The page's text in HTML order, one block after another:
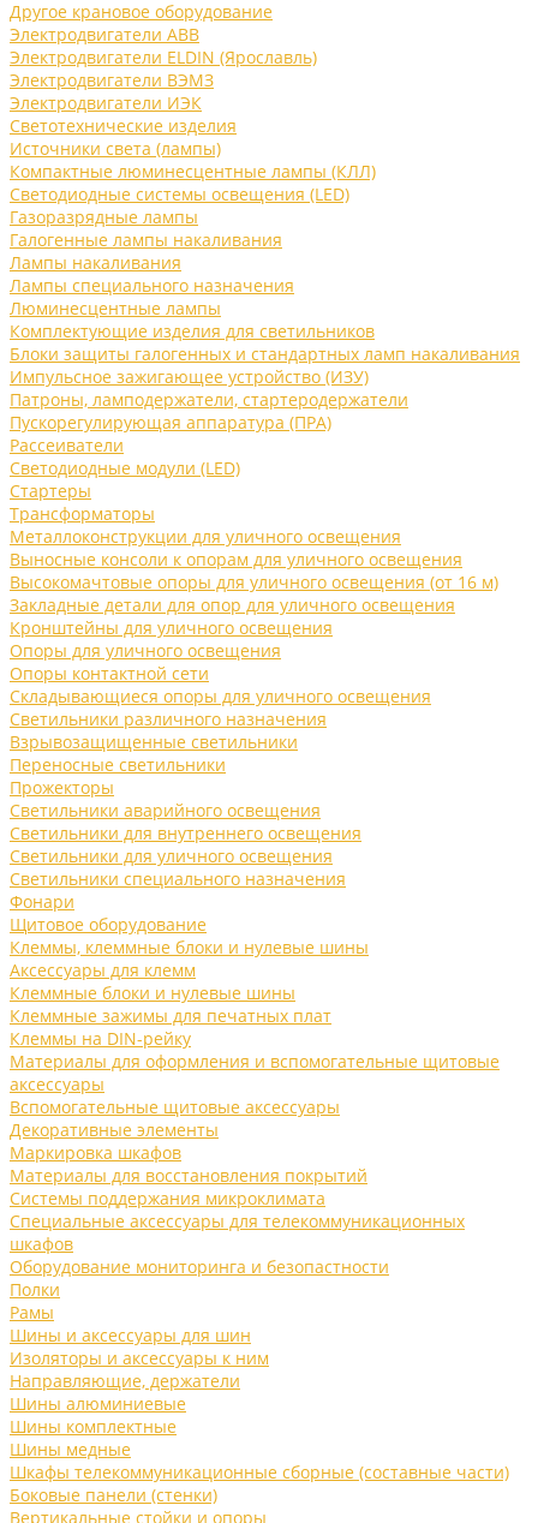
Другое крановое оборудование
Электродвигатели ABB
Электродвигатели ELDIN (Ярославль)
Электродвигатели ВЭМЗ
Электродвигатели ИЭК
Светотехнические изделия
Источники света (лампы)
Компактные люминесцентные лампы (КЛЛ)
Светодиодные системы освещения (LED)
Газоразрядные лампы
Галогенные лампы накаливания
Лампы накаливания
Лампы специального назначения
Люминесцентные лампы
Комплектующие изделия для светильников
Блоки защиты галогенных и стандартных ламп накаливания
Импульсное зажигающее устройство (ИЗУ)
Патроны, ламподержатели, стартеродержатели
Пускорегулирующая аппаратура (ПРА)
Рассеиватели
Светодиодные модули (LED)
Стартеры
Трансформаторы
Металлоконструкции для уличного освещения
Выносные консоли к опорам для уличного освещения
Высокомачтовые опоры для уличного освещения (от 16 м)
Закладные детали для опор для уличного освещения
Кронштейны для уличного освещения
Опоры для уличного освещения
Опоры контактной сети
Складывающиеся опоры для уличного освещения
Светильники различного назначения
Взрывозащищенные светильники
Переносные светильники
Прожекторы
Светильники аварийного освещения
Светильники для внутреннего освещения
Светильники для уличного освещения
Светильники специального назначения
Фонари
Щитовое оборудование
Клеммы, клеммные блоки и нулевые шины
Аксессуары для клемм
Клеммные блоки и нулевые шины
Клеммные зажимы для печатных плат
Клеммы на DIN-рейку
Материалы для оформления и вспомогательные щитовые
аксессуары
Вспомогательные щитовые аксессуары
Декоративные элементы
Маркировка шкафов
Материалы для восстановления покрытий
Системы поддержания микроклимата
Специальные аксессуары для телекоммуникационных
шкафов
Оборудование мониторинга и безопастности
Полки
Рамы
Шины и аксессуары для шин
Изоляторы и аксессуары к ним
Направляющие, держатели
Шины алюминиевые
Шины комплектные
Шины медные
Шкафы телекоммуникационные сборные (составные части)
Боковые панели (стенки)
Вертикальные стойки и опоры